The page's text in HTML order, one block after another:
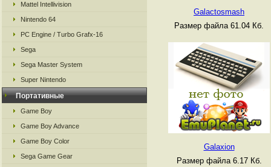
Mattel Intellivision
Nintendo 64
PC Engine / Turbo Grafx-16
Sega
Sega Master System
Super Nintendo
Портативные
Game Boy
Game Boy Advance
Game Boy Color
Sega Game Gear
Galactosmash
Размер файла 61.04 Кб.
Galaxion
Размер файла 6.17 Кб.